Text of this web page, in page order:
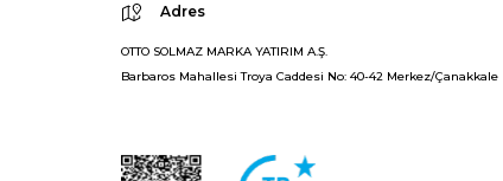
Adres
OTTO SOLMAZ MARKA YATIRIM A.Ş.
Barbaros Mahallesi Troya Caddesi No: 40-42 Merkez/Çanakkale